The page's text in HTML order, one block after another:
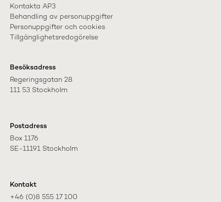
Kontakta AP3
Behandling av personuppgifter
Personuppgifter och cookies
Tillgänglighetsredogörelse
Besöksadress
Regeringsgatan 28
111 53 Stockholm
Postadress
Box 1176
SE-11191 Stockholm
Kontakt
+46 (0)8 555 17 100